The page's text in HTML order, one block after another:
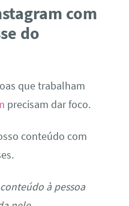
com
do
que trabalham
precisam dar foco.
conteúdo com